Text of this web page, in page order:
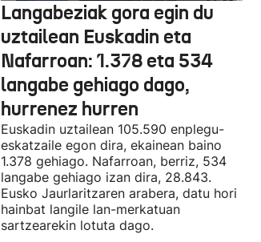
Langabeziak gora egin du
uztailean Euskadin eta
Nafarroan: 1.378 eta 534
langabe gehiago dago,
hurrenez hurren
Euskadin uztailean 105.590 enplegu-
eskatzaile egon dira, ekainean baino
1.378 gehiago. Nafarroan, berriz, 534
langabe gehiago izan dira, 28.843.
Eusko Jaurlaritzaren arabera, datu hori
hainbat langile lan-merkatuan
sartzearekin lotuta dago.